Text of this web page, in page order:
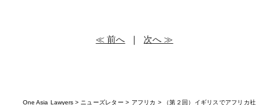
One Asia Lawyers> ニューズレター > アフリカ > （第２回）イギリスでアフリカ社
≪ 前へ ｜ 次へ ≫